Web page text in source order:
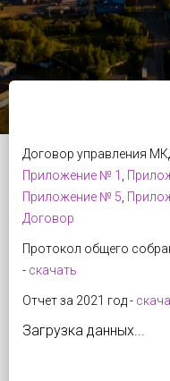
Договор управления
Приложение № 1
Приложение № 5
Договор
Протокол общего
- скачать
Отчет за 2021 год -
Загрузка данных...